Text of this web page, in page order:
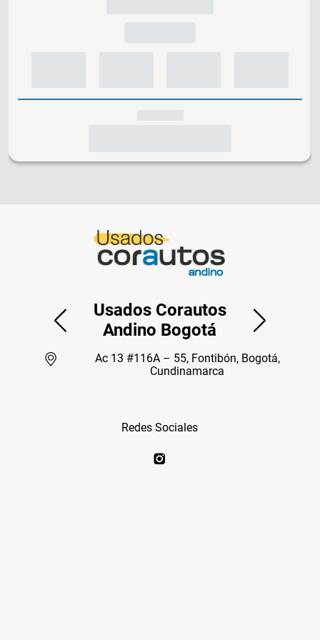
Usados Corautos
Andino Bogotá
Ac 13 #116A – 55, Fontibón, Bogotá,
Cundinamarca
Redes Sociales